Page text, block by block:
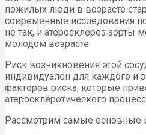
пожилых люди в возрасте
современные исследования
не так, и атеросклероз аорты
молодом возрасте.
Риск возникновения этой
индивидуален для каждого и
факторов риска, которые
атеросклеротического
Рассмотрим самые основные